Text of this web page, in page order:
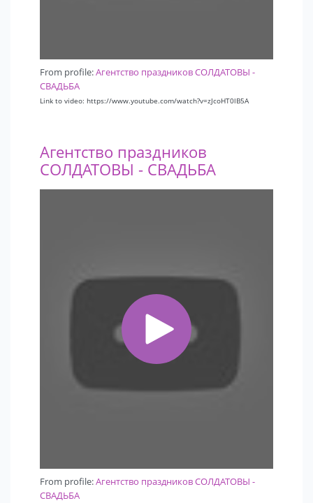
From profile:Агентство праздников СОЛДАТОВЫ -
СВАДЬБА
Link to video: https://www.youtube.com/watch?v=zJcoHT0lB5A
Агентство праздников
СОЛДАТОВЫ - СВАДЬБА
From profile:Агентство праздников СОЛДАТОВЫ -
СВАДЬБА